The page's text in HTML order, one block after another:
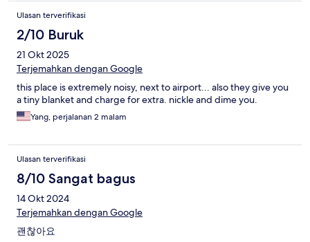
Ulasan terverifikasi
2/10 Buruk
21 Okt 2025
Terjemahkan dengan Google
this place is extremely noisy, next to airport... also they give you
a tiny blanket and charge for extra. nickle and dime you.
Yang, perjalanan 2 malam
Ulasan terverifikasi
8/10 Sangat bagus
14 Okt 2024
Terjemahkan dengan Google
괜찮아요